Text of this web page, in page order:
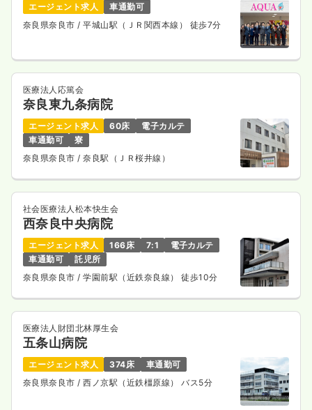
エージェント求人
車通勤可
奈良県奈良市 / 平城山駅（ＪＲ関西本線） 徒歩7分
医療法人応篤会
奈良東九条病院
エージェント求人 60床
電子カルテ
車通勤可
寮
奈良県奈良市/ 奈良駅（ＪＲ桜井線）
社会医療法人松本快生会
西奈良中央病院
エージェント求人 166床 7:1
電子カルテ
車通勤可
託児所
奈良県奈良市/ 学園前駅（近鉄奈良線） 徒歩10分
医療法人財団北林厚生会
五条山病院
エージェント求人 374床
車通勤可
奈良県奈良市 / 西ノ京駅（近鉄橿原線） バス5分